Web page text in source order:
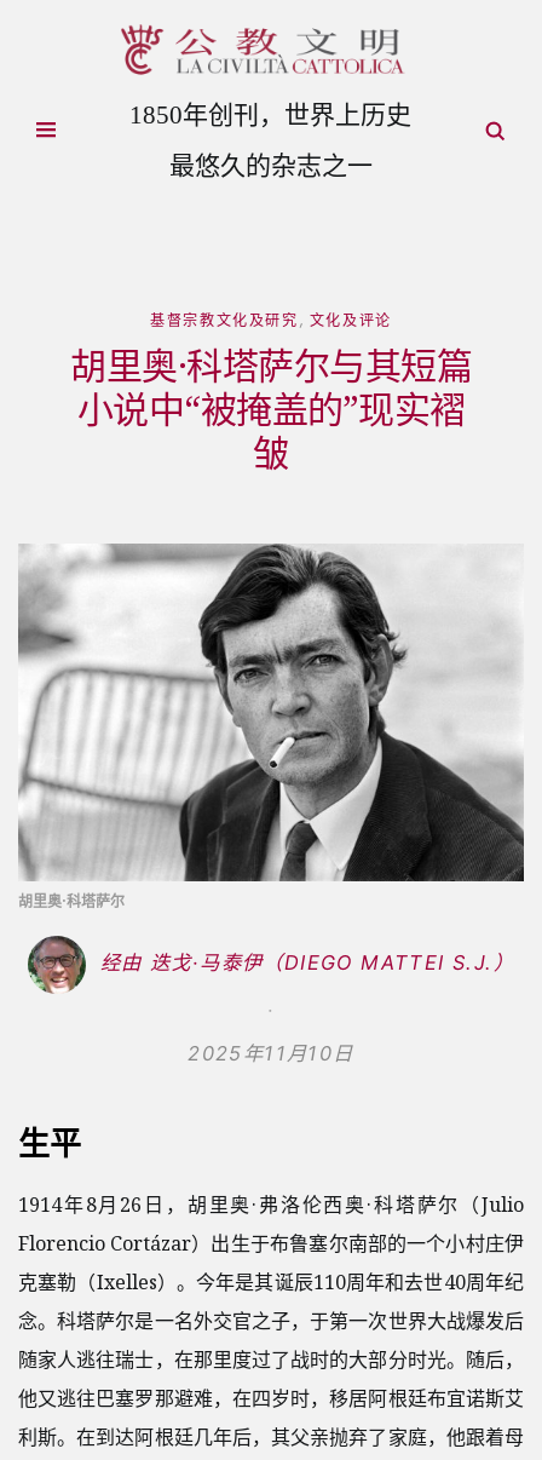
1850年创刊，世界上历史
最悠久的杂志之一
基督宗教文化及研究 , 文化及评论
胡里奥·科塔萨尔与其短篇
小说中“被掩盖的”现实褶
皱
胡里奥·科塔萨尔
经由 迭戈·马泰伊（DIEGO MATTEI S.J.）
2025年11月10日
生平
1914年8月26日，胡里奥·弗洛伦西奥·科塔萨尔（Julio
Florencio Cortázar）出生于布鲁塞尔南部的一个小村庄伊
克塞勒（Ixelles）。今年是其诞辰110周年和去世40周年纪
念。科塔萨尔是一名外交官之子，于第一次世界大战爆发后
随家人逃往瑞士，在那里度过了战时的大部分时光。随后，
他又逃往巴塞罗那避难，在四岁时，移居阿根廷布宜诺斯艾
利斯。在到达阿根廷几年后，其父亲抛弃了家庭，他跟着母